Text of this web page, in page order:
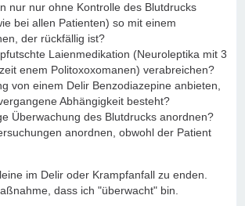
nur nur ohne Kontrolle des Blutdrucks
bei allen Patienten) so mit einem
der rückfällig ist?
Laienmedikation (Neuroleptika mit 3
enem Politoxoxomanen) verabreichen?
von einem Delir Benzodiazepine anbieten,
Abhängigkeit besteht?
Überwachung des Blutdrucks anordnen?
anordnen, obwohl der Patient
im Delir oder Krampfanfall zu enden.
dass ich "überwacht" bin.